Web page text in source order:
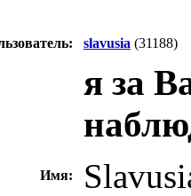
slavusia (31188)
я за
Имя: